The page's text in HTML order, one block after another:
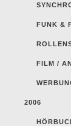
FUNK &
FILM /
2006